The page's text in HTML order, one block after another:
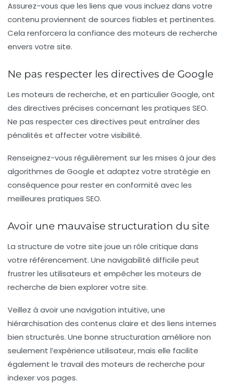
Assurez-vous que les liens que vous incluez dans votre
contenu proviennent de sources fiables et pertinentes.
Cela renforcera la confiance des moteurs de recherche
envers votre site.
Ne pas respecter les directives de Google
Les moteurs de recherche, et en particulier Google, ont
des directives précises concernant les pratiques SEO.
Ne pas respecter ces directives peut entraîner des
pénalités et affecter votre visibilité.
Renseignez-vous régulièrement sur les mises à jour des
algorithmes de Google et adaptez votre stratégie en
conséquence pour rester en conformité avec les
meilleures pratiques SEO.
Avoir une mauvaise structuration du site
La structure de votre site joue un rôle critique dans
votre référencement. Une navigabilité difficile peut
frustrer les utilisateurs et empêcher les moteurs de
recherche de bien explorer votre site.
Veillez à avoir une navigation intuitive, une
hiérarchisation des contenus claire et des liens internes
bien structurés. Une bonne structuration améliore non
seulement l’expérience utilisateur, mais elle facilite
également le travail des moteurs de recherche pour
indexer vos pages.